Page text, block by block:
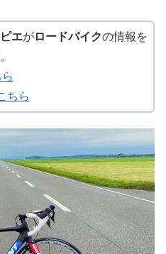
エがロードバイクの情報を
ちら